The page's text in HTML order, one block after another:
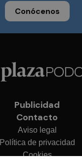
Conócenos
Publicidad
Contacto
Aviso legal
Política de privacidad
Cookies